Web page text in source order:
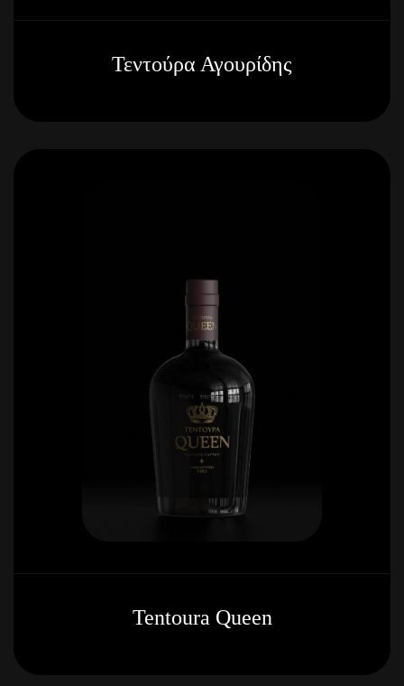
Τεντούρα Αγουρίδης
Tentoura Queen